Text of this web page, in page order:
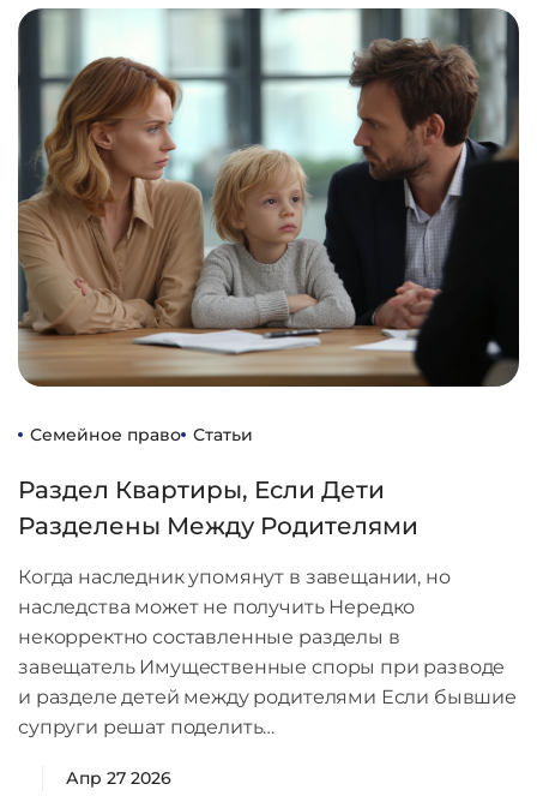
Семейное право Статьи
Раздел Квартиры, Если Дети
Разделены Между Родителями
Когда наследник упомянут в завещании, но
наследства может не получить Нередко
некорректно составленные разделы в
завещатель Имущественные споры при разводе
и разделе детей между родителями Если бывшие
супруги решат поделить…
Апр 27 2026